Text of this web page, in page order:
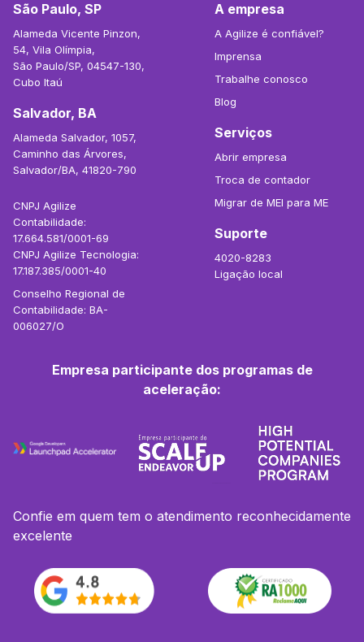
São Paulo, SP
Alameda Vicente Pinzon,
54, Vila Olímpia,
São Paulo/SP, 04547-130,
Cubo Itaú
Salvador, BA
Alameda Salvador, 1057,
Caminho das Árvores,
Salvador/BA, 41820-790
CNPJ Agilize
Contabilidade:
17.664.581/0001-69
CNPJ Agilize Tecnologia:
17.187.385/0001-40
Conselho Regional de
Contabilidade: BA-
006027/O
A empresa
A Agilize é confiável?
Imprensa
Trabalhe conosco
Blog
Serviços
Abrir empresa
Troca de contador
Migrar de MEI para ME
Suporte
4020-8283
Ligação local
Empresa participante dos programas de
aceleração:
Confie em quem tem o atendimento reconhecidamente
excelente